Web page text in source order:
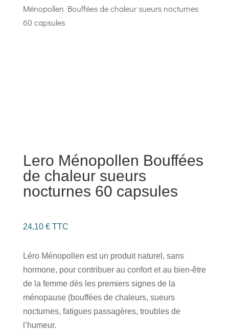
Ménopollen Bouffées de chaleur sueurs nocturnes
60 capsules
Lero Ménopollen Bouffées
de chaleur sueurs
nocturnes 60 capsules
24,10 € TTC
Léro Ménopollen est un produit naturel, sans
hormone, pour contribuer au confort et au bien-être
de la femme dès les premiers signes de la
ménopause (bouffées de chaleurs, sueurs
nocturnes, fatigues passagères, troubles de
l’humeur.